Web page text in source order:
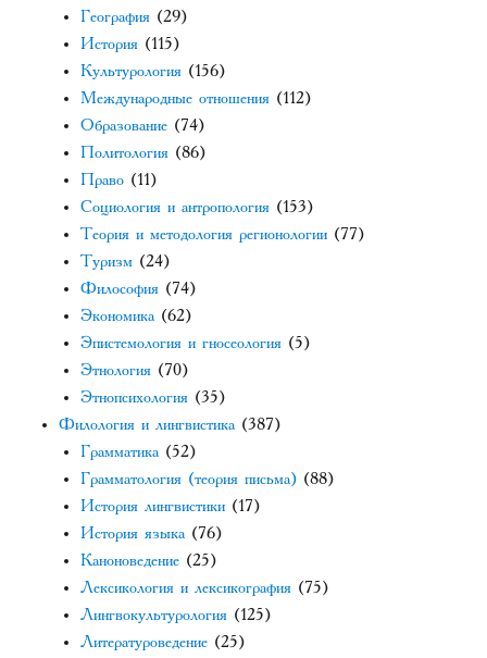
География (29)
История (115)
Культурология (156)
Международные отношения (112)
Образование (74)
Политология (86)
Право (11)
Социология и антропология (153)
Теория и методология регионологии (77)
Туризм (24)
Философия (74)
Экономика (62)
Эпистемология и гносеология (5)
Этнология (70)
Этнопсихология (35)
Филология и лингвистика (387)
Грамматика (52)
Грамматология (теория письма) (88)
История лингвистики (17)
История языка (76)
Каноноведение (25)
Лексикология и лексикография (75)
Лингвокультурология (125)
Литературоведение (25)